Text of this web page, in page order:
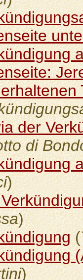
der
di
)
)
(
)